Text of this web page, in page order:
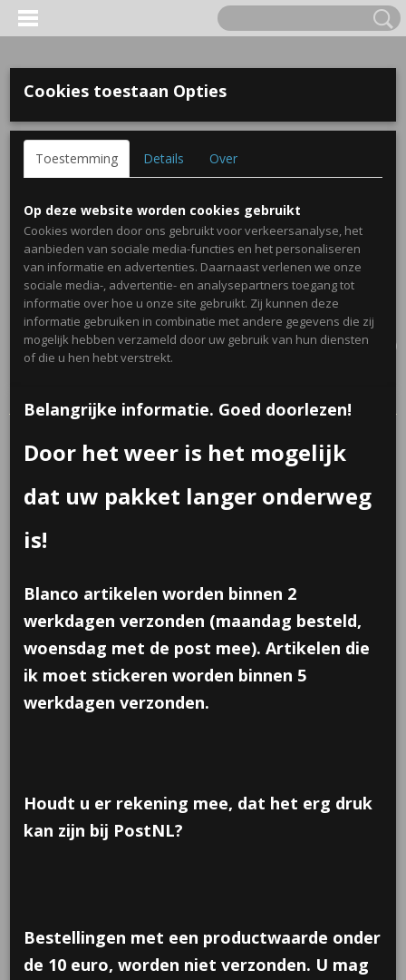
Inloggen Registreren
UW WINKELWAGEN
Geen producten
(0)
€ 1,00 per stuk
Minimum aantal is 8 voor€ 8,00 (inclusief btw 21%)
Cookies toestaan Opties
Toestemming Details Over
Op deze website worden cookies gebruikt
Cookies worden door ons gebruikt voor verkeersanalyse, het
aanbieden van sociale media-functies en het personaliseren
van informatie en advertenties. Daarnaast verlenen we onze
sociale media-, advertentie- en analysepartners toegang tot
informatie over hoe u onze site gebruikt. Zij kunnen deze
informatie gebruiken in combinatie met andere gegevens die zij
mogelijk hebben verzameld door uw gebruik van hun diensten
of die u hen hebt verstrekt.
Belangrijke informatie. Goed doorlezen!
Door het weer is het mogelijk
dat uw pakket langer onderweg
is!
Blanco artikelen worden binnen 2
werkdagen verzonden (maandag besteld,
woensdag met de post mee). Artikelen die
ik moet stickeren worden binnen 5
werkdagen verzonden.
Houdt u er rekening mee, dat het erg druk
kan zijn bij PostNL?
Bestellingen met een productwaarde onder
de 10 euro, worden niet verzonden. U mag